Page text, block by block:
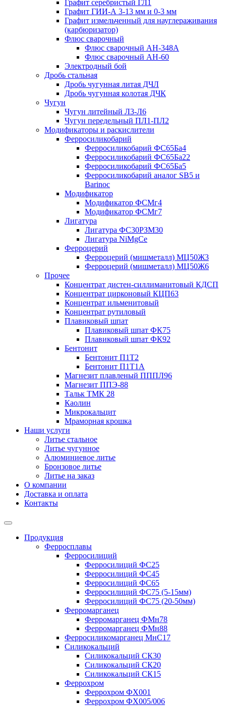
Графит серебристый ГЛ1
Графит ГИИ-А 3-13 мм и 0-3 мм
Графит измельченный для науглераживания
(карбюризатор)
Флюс сварочный
Флюс сварочный АН-348А
Флюс сварочный АН-60
Электродный бой
Дробь стальная
Дробь чугунная литая ДЧЛ
Дробь чугунная колотая ДЧК
Чугун
Чугун литейный Л3-Л6
Чугун передельный ПЛ1-ПЛ2
Модификаторы и раскислители
Ферросиликобарий
Ферросиликобарий ФС65Ба4
Ферросиликобарий ФС65Ба22
Ферросиликобарий ФС65Ба5
Ферросиликобарий аналог SB5 и
Barinoc
Модификатор
Модификатор ФСМг4
Модификатор ФСМг7
Лигатура
Лигатура ФС30РЗМ30
Лигатура NiMgCe
Ферроцерий
Ферроцерий (мишметалл) МЦ50Ж3
Ферроцерий (мишметалл) МЦ50Ж6
Прочее
Концентрат дистен-силлиманитовый КДСП
Концентрат цирконовый КЦП63
Концентрат ильменитовый
Концентрат рутиловый
Плавиковый шпат
Плавиковый шпат ФК75
Плавиковый шпат ФК92
Бентонит
Бентонит П1Т2
Бентонит П1Т1А
Магнезит плавленый ПППЛ96
Магнезит ППЭ-88
Тальк ТМК 28
Каолин
Микрокальцит
Мраморная крошка
Наши услуги
Литье стальное
Литье чугунное
Алюминиевое литье
Бронзовое литье
Литье на заказ
О компании
Доставка и оплата
Контакты
Продукция
Ферросплавы
Ферросилиций
Ферросилиций ФС25
Ферросилиций ФС45
Ферросилиций ФС65
Ферросилиций ФС75 (5-15мм)
Ферросилиций ФС75 (20-50мм)
Ферромарганец
Ферромарганец ФМн78
Ферромарганец ФМн88
Ферросиликомарганец МнС17
Силикокальций
Силикокальций СК30
Силикокальций СК20
Силикокальций СК15
Феррохром
Феррохром ФХ001
Феррохром ФХ005/006